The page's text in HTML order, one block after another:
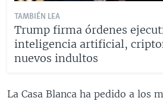
TAMBIÉN LEA
Trump firma órdenes
inteligencia artificial,
nuevos indultos
La Casa Blanca ha pedido a los